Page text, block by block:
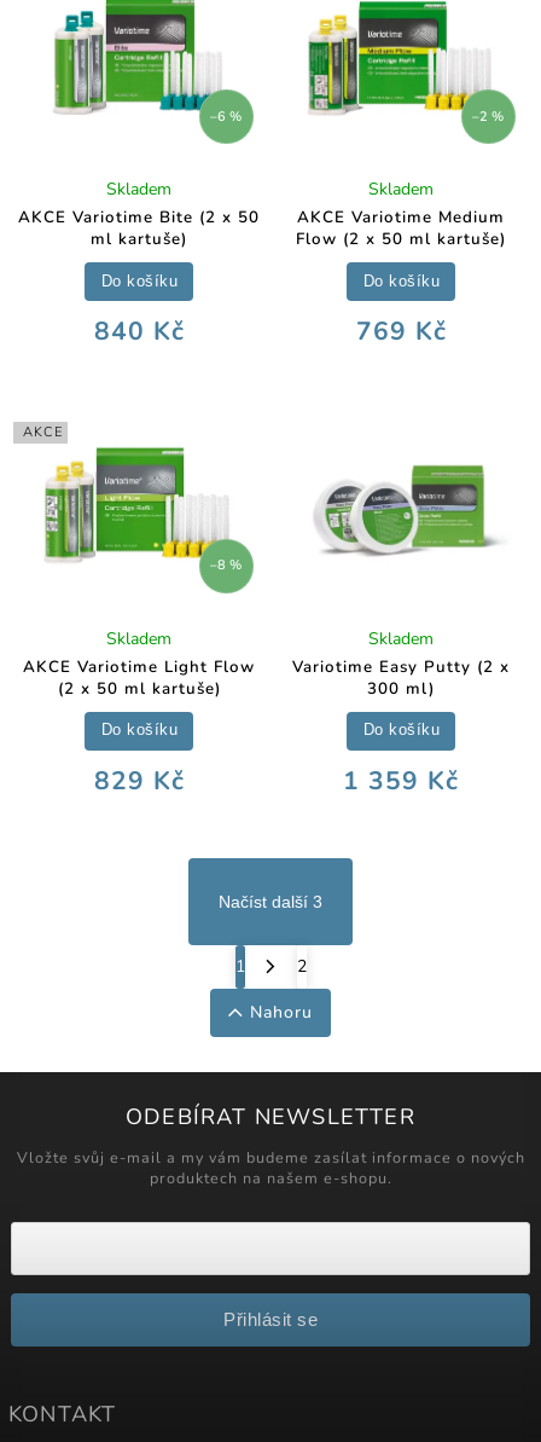
–6 %
AKCE Variotime Bite (2 x 50
ml kartuše)
Skladem
840 Kč
Do košíku
–2 %
AKCE Variotime Medium
Flow (2 x 50 ml kartuše)
Skladem
769 Kč
Do košíku
AKCE
–8 %
AKCE Variotime Light Flow
(2 x 50 ml kartuše)
Skladem
829 Kč
Do košíku
Variotime Easy Putty (2 x
300 ml)
Skladem
1 359 Kč
Do košíku
Načíst další 3
1
2
Nahoru
ODEBÍRAT NEWSLETTER
Vložte svůj e-mail a my vám budeme zasílat informace o nových
produktech na našem e-shopu.
Přihlásit se
KONTAKT